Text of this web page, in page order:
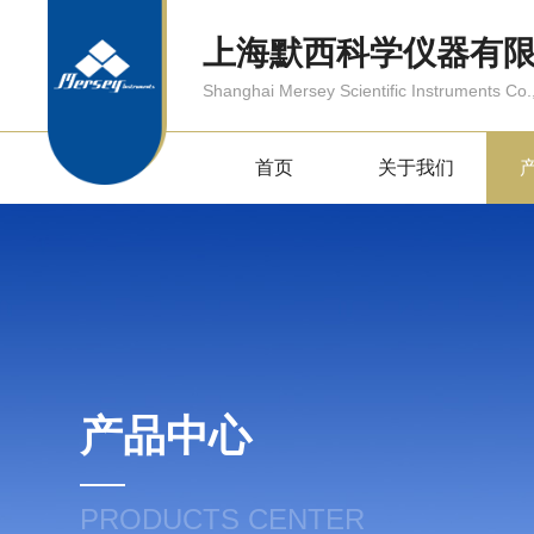
上海默西科学仪器有
Shanghai Mersey Scientific Instruments
首页 关于我们
产品中心
PRODUCTS CENTER